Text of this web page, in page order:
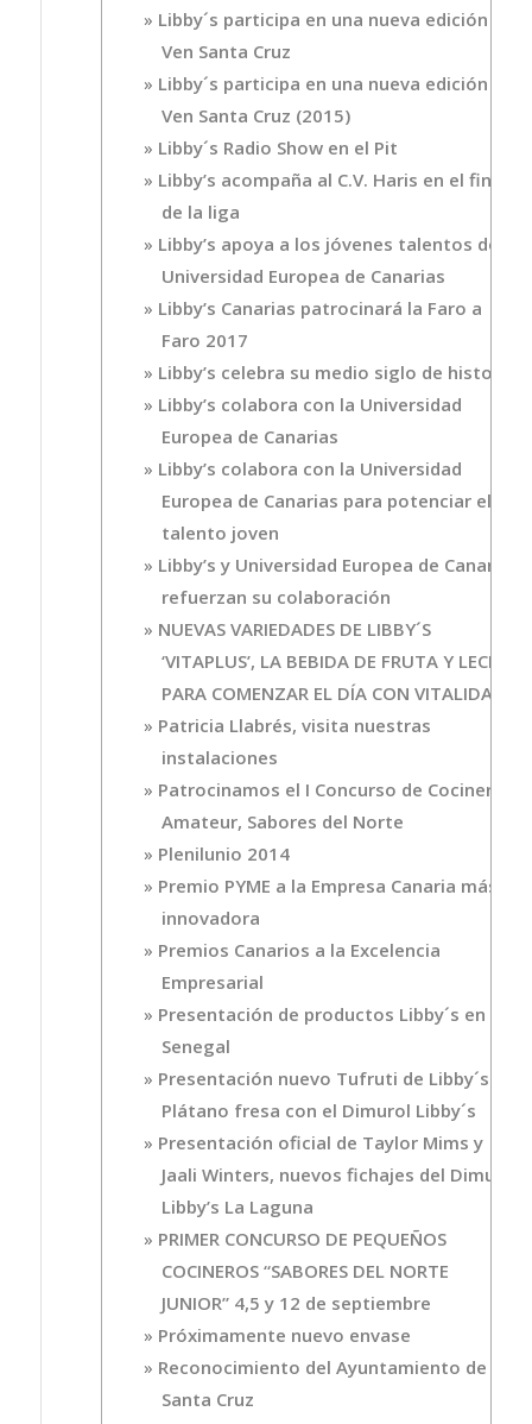
Libby´s participa en una nueva edición de
Ven Santa Cruz
Libby´s participa en una nueva edición de
Ven Santa Cruz (2015)
Libby´s Radio Show en el Pit
Libby’s acompaña al C.V. Haris en el final
de la liga
Libby’s apoya a los jóvenes talentos de la
Universidad Europea de Canarias
Libby’s Canarias patrocinará la Faro a
Faro 2017
Libby’s celebra su medio siglo de historia
Libby’s colabora con la Universidad
Europea de Canarias
Libby’s colabora con la Universidad
Europea de Canarias para potenciar el
talento joven
Libby’s y Universidad Europea de Canarias
refuerzan su colaboración
NUEVAS VARIEDADES DE LIBBY´S
‘VITAPLUS’, LA BEBIDA DE FRUTA Y LECHE
PARA COMENZAR EL DÍA CON VITALIDAD
Patricia Llabrés, visita nuestras
instalaciones
Patrocinamos el I Concurso de Cocineros
Amateur, Sabores del Norte
Plenilunio 2014
Premio PYME a la Empresa Canaria más
innovadora
Premios Canarios a la Excelencia
Empresarial
Presentación de productos Libby´s en
Senegal
Presentación nuevo Tufruti de Libby´s
Plátano fresa con el Dimurol Libby´s
Presentación oficial de Taylor Mims y
Jaali Winters, nuevos fichajes del Dimurol
Libby’s La Laguna
PRIMER CONCURSO DE PEQUEÑOS
COCINEROS “SABORES DEL NORTE
JUNIOR” 4,5 y 12 de septiembre
Próximamente nuevo envase
Reconocimiento del Ayuntamiento de
Santa Cruz